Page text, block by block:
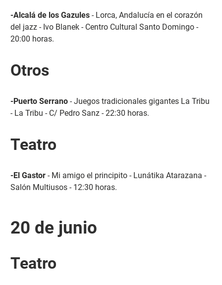
-Alcalá de los Gazules- Lorca, Andalucía en el corazón
del jazz - Ivo Blanek - Centro Cultural Santo Domingo -
20:00 horas.
Otros
-Puerto Serrano- Juegos tradicionales gigantes La Tribu
- La Tribu - C/ Pedro Sanz - 22:30 horas.
Teatro
-El Gastor- Mi amigo el principito - Lunátika Atarazana -
Salón Multiusos - 12:30 horas.
20 de junio
Teatro